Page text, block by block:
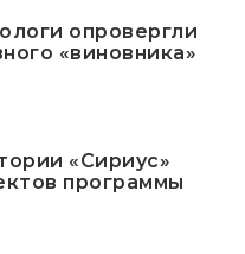
опровергли
«виновника»
«Сириус»
программы